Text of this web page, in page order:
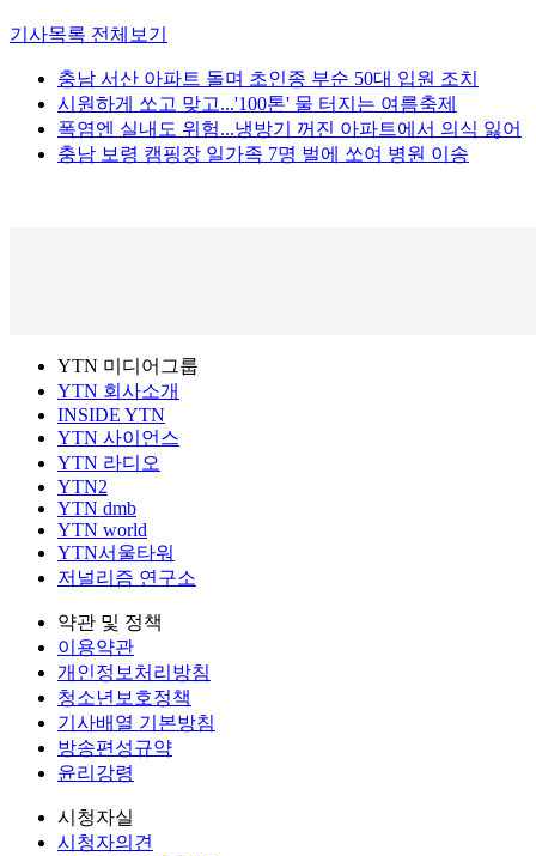
기사목록 전체보기
충남 서산 아파트 돌며 초인종 부순 50대 입원 조치
시원하게 쏘고 맞고...'100톤' 물 터지는 여름축제
폭염엔 실내도 위험...냉방기 꺼진 아파트에서 의식 잃어
충남 보령 캠핑장 일가족 7명 벌에 쏘여 병원 이송
YTN 미디어그룹
YTN 회사소개
INSIDE YTN
YTN 사이언스
YTN 라디오
YTN2
YTN dmb
YTN world
YTN서울타워
저널리즘 연구소
약관 및 정책
이용약관
개인정보처리방침
청소년보호정책
기사배열 기본방침
방송편성규약
윤리강령
시청자실
시청자의견